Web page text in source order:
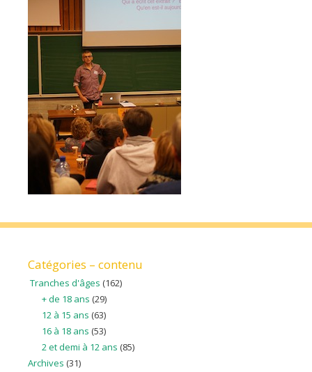
Catégories – contenu
Tranches d'âges (162)
+ de 18 ans (29)
12 à 15 ans (63)
16 à 18 ans (53)
2 et demi à 12 ans (85)
Archives (31)